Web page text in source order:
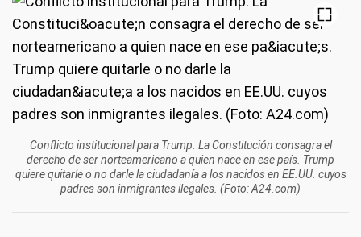
Conflicto institucional para Trump. La Constitución consagra el
derecho de ser norteamericano a quien nace en ese país. Trump
quiere quitarle o no darle la ciudadanía a los nacidos en EE.UU. cuyos
padres son inmigrantes ilegales. (Foto: A24.com)